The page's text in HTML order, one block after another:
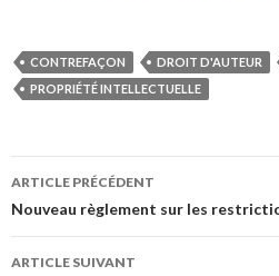
CONTREFAÇON DROIT D'AUTEUR
PROPRIÉTÉ INTELLECTUELLE
Navigation
des
articles
ARTICLE PRÉCÉDENT
Nouveau règlement sur les
ARTICLE SUIVANT